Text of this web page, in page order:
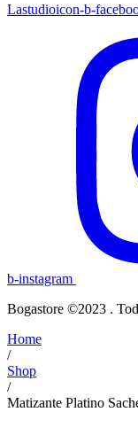
Lastudioicon-b-
b-instagram
Bogastore ©2023 .
Home
/
Shop
/
Matizante Platino